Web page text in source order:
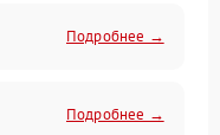
Подробнее →
Подробнее →